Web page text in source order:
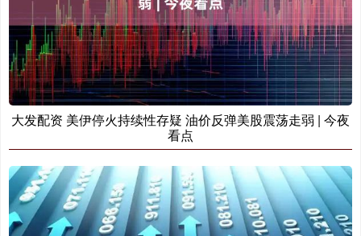
大发配资 美伊停火持续性存疑 油价反弹美股震荡走弱 | 今夜
看点